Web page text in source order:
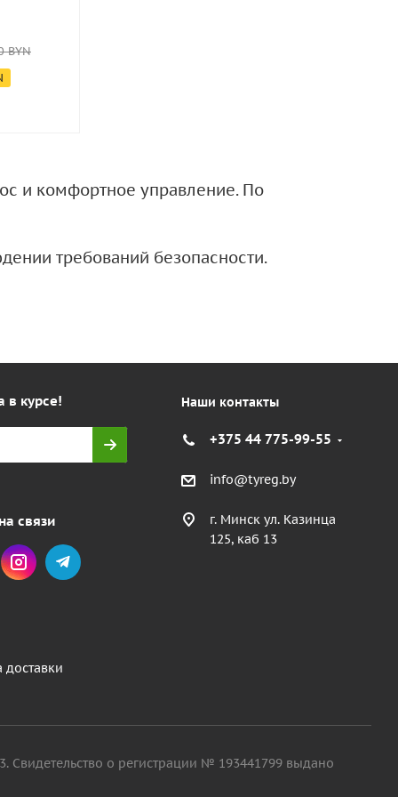
BYN
и комфортное управление. По
требований безопасности.
в курсе!
связи
доставки
Наши контакты
+375 44 775-99-55
info@tyreg.by
г. Минск ул. Казинца
125, каб 13
Свидетельство о регистрации № 193441799 выдано